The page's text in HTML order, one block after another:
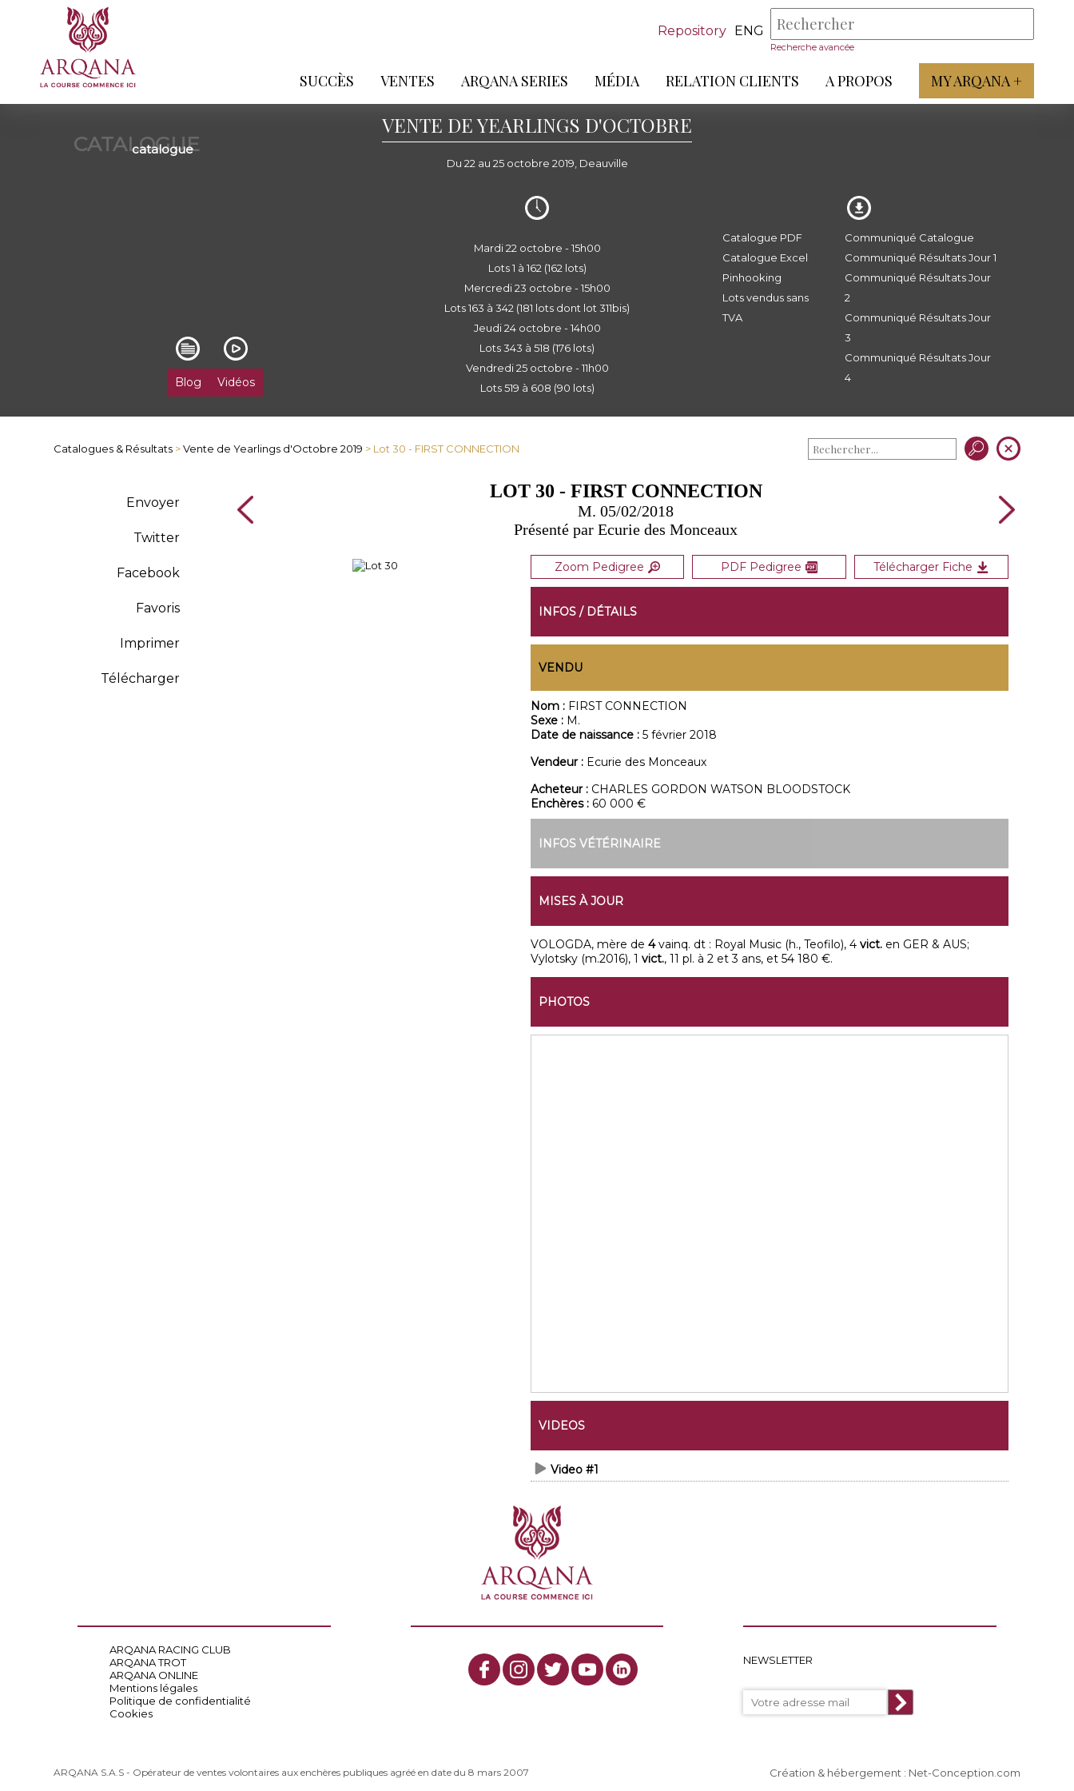
Repository ENG
Recherche avancée
SUCCÈS VENTES ARQANA SERIES MÉDIA RELATION CLIENTS A PROPOS MY ARQANA +
CATALOGUE
catalogue
VENTE DE YEARLINGS D'OCTOBRE
Du 22 au 25 octobre 2019, Deauville
Blog Vidéos
Mardi 22 octobre - 15h00
Lots 1 à 162 (162 lots)
Mercredi 23 octobre - 15h00
Lots 163 à 342 (181 lots dont lot 311bis)
Jeudi 24 octobre - 14h00
Lots 343 à 518 (176 lots)
Vendredi 25 octobre - 11h00
Lots 519 à 608 (90 lots)
Catalogue PDF
Catalogue Excel
Pinhooking
Lots vendus sans
TVA
Communiqué Catalogue
Communiqué Résultats Jour 1
Communiqué Résultats Jour
2
Communiqué Résultats Jour
3
Communiqué Résultats Jour
4
Catalogues & Résultats >Vente de Yearlings d'Octobre 2019 > Lot 30 - FIRST CONNECTION
Envoyer
Twitter
Facebook
Favoris
Imprimer
Télécharger
LOT 30 - FIRST CONNECTION
M. 05/02/2018
Présenté par Ecurie des Monceaux
Zoom Pedigree PDF Pedigree Télécharger Fiche
INFOS / DÉTAILS
VENDU
Nom : FIRST CONNECTION
Sexe : M.
Date de naissance : 5 février 2018
Vendeur : Ecurie des Monceaux
Acheteur : CHARLES GORDON WATSON BLOODSTOCK
Enchères : 60 000 €
INFOS VÉTÉRINAIRE
MISES À JOUR
VOLOGDA, mère de 4vainq. dt : Royal Music (h., Teofilo), 4 vict.en GER & AUS;
Vylotsky (m.2016), 1 vict., 11 pl. à 2 et 3 ans, et 54 180 €.
PHOTOS
VIDEOS
Video #1
ARQANA RACING CLUB
ARQANA TROT
ARQANA ONLINE
Mentions légales
Politique de confidentialité
Cookies
NEWSLETTER
ARQANA S.A.S - Opérateur de ventes volontaires aux enchères publiques agréé en date du 8 mars 2007 Création & hébergement : Net-Conception.com